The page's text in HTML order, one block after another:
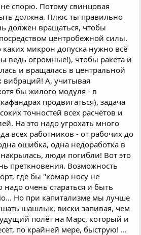
не спорю. Потому свинцовая
должна. Плюс ты правильно
должен вращаться, чтобы
центробежной силы.
микрон допуска нужно всё
ведь огромные!), чтобы ракета и
и вращалась в центральной
вибраций! А, учитывая
бы жилого модуля - в
продвигаться), задача
точностей всех расчётов и
На это надо угрохать много
всех работников - от рабочих до
ошибка, одна недоработка в
люди погибли! Вот это
преткновения. Возможность
где бы "комар носу не
надо очень стараться и быть
Но при капитализме мы лучше
шашлык, виски запивая, чем
полёт на Марс, который и
по крайней мере, быструю! ...